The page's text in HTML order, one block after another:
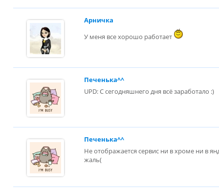
Арничка
У меня все хорошо работает
Печенька^^
UPD: С сегодняшнего дня всё заработало :)
Печенька^^
Не отображается сервис ни в хроме ни в
жаль(